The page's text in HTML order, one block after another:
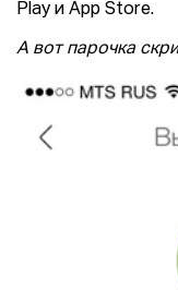
Play и App Store.
А вот парочка